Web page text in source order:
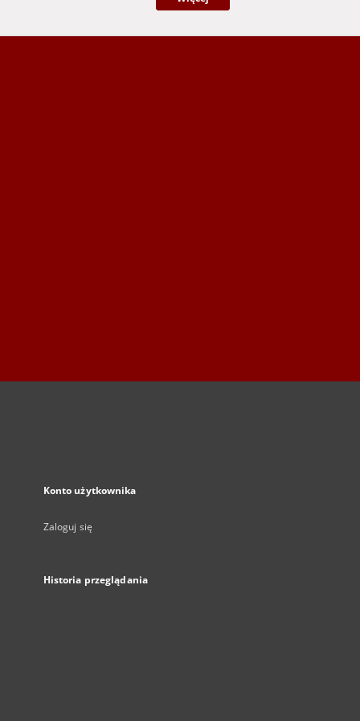
Konto użytkownika
Zaloguj się
Historia przeglądania